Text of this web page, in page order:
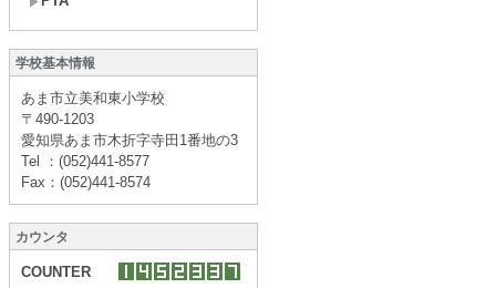
学校基本情報
あま市立美和東小学校
〒490-1203
愛知県あま市木折字寺田1番地の3
Tel ：(052)441-8577
Fax：(052)441-8574
カウンタ
COUNTER